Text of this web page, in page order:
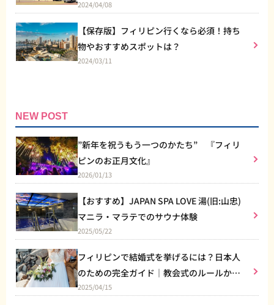
トなど総合施設
2024/04/08
【保存版】フィリピン行くなら必須！持ち
物やおすすめスポットは？
2024/03/11
NEW POST
”新年を祝うもう一つのかたち” 『フィリ
ピンのお正月文化』
2026/01/13
【おすすめ】JAPAN SPA LOVE 湯(旧:山忠)
マニラ・マラテでのサウナ体験
2025/05/22
フィリピンで結婚式を挙げるには？日本人
のための完全ガイド｜教会式のルールから
リゾート婚まで
2025/04/15